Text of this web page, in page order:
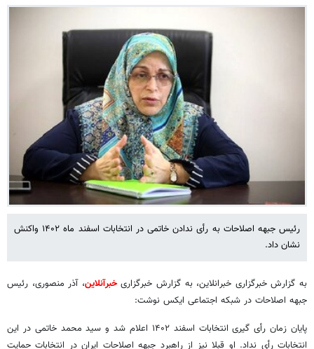
رئیس جبهه اصلاحات به رأی ندادن خاتمی در انتخابات اسفند ماه ۱۴۰۲ واکنش
نشان داد.
به گزارش خبرگزاری خبرانلاین، به گزارش خبرگزاریخبرآنلاین، آذر منصوری، رئیس
جبهه اصلاحات در شبکه اجتماعی ایکس نوشت:
پایان زمان رأی گیری انتخابات اسفند ۱۴۰۲ اعلام شد و سید محمد خاتمی در این
انتخابات رأی نداد. او قبلا نیز از راهبرد جبهه اصلاحات ایران در انتخابات حمایت